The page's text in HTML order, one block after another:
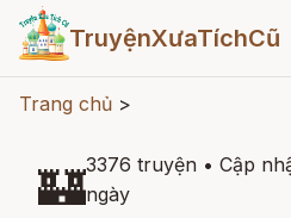
TruyệnXưaTíchCũ
Trang chủ >
🏰3376 truyện • Cập
ngày